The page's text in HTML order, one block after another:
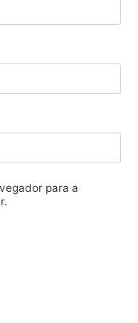
para a